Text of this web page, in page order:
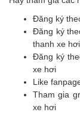
Đăng ký
Đăng ký
thanh xe hơi
Đăng ký
xe hơi
Like
Tham gia
xe hơi